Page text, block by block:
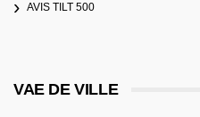
AVIS TILT 500
VAE DE VILLE